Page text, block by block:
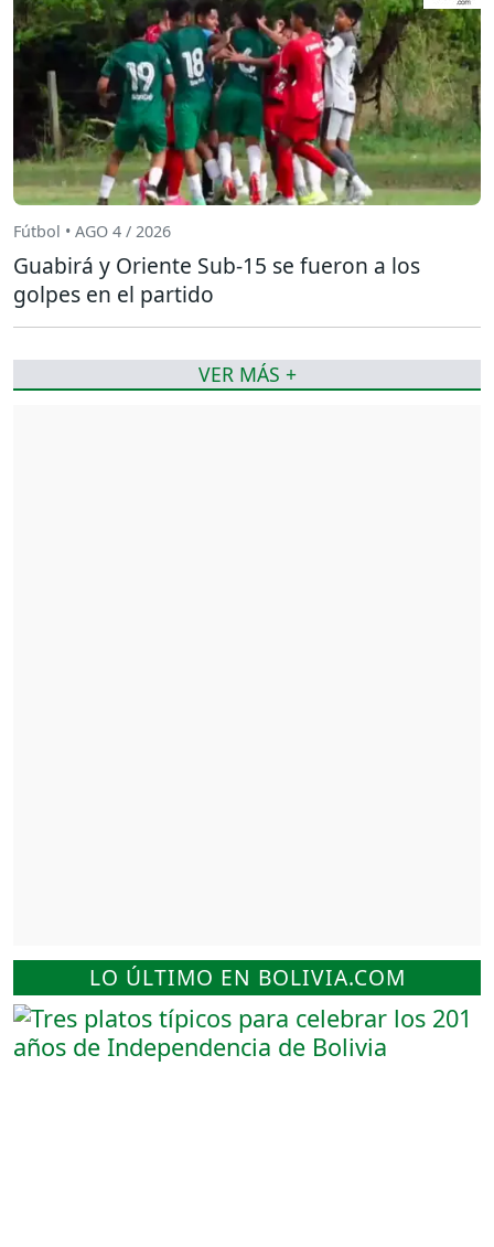
LO ÚLTIMO EN BOLIVIA.COM
Fútbol • AGO 4 / 2026
Guabirá y Oriente Sub-15 se fueron a los
golpes en el partido
VER MÁS +